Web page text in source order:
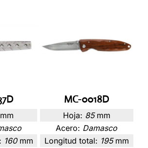
mm
160 mm
MC-0018D
Hoja: 85 mm
Acero: Damasco
Longitud total: 195 mm